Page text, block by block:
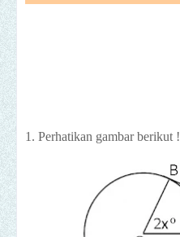
1. Perhatikan gambar berikut !